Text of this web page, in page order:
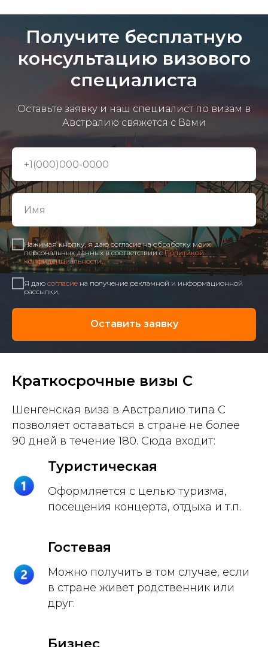
Получите бесплатную
консультацию визового
специалиста
Оставьте заявку и наш специалист по визам в
Австралию свяжется с Вами
Нажимая кнопку, я даю согласие на обработку моих
персональных данных в соответствии сПолитикой
конфиденциальности.
Я даю согласие на получение рекламной и информационной
рассылки.
Оставить заявку
Краткосрочные визы C
Шенгенская виза в Австралию типа C
позволяет оставаться в стране не более
90 дней в течение 180. Сюда входит:
Туристическая
Оформляется с целью туризма,
посещения концерта, отдыха и т.п.
Гостевая
Можно получить в том случае, если
в стране живет родственник или
друг.
Бизнес